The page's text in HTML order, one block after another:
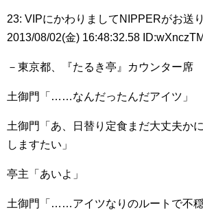
23: VIPにかわりましてNIPPERがお送
2013/08/02(金) 16:48:32.58
－東京都、『たるき亭』カウンター席
土御門「……なんだったんだアイツ」
土御門「あ、日替り定食まだ大丈夫か
しますたい」
亭主「あいよ」
土御門「……アイツなりのルートで不